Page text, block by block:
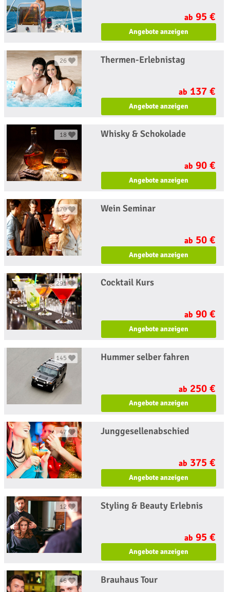
ab 95 €
Angebote anzeigen
26 Thermen-Erlebnistag
ab 137 €
Angebote anzeigen
18 Whisky & Schokolade
ab 90 €
Angebote anzeigen
170 Wein Seminar
ab 50 €
Angebote anzeigen
291 Cocktail Kurs
ab 90 €
Angebote anzeigen
145 Hummer selber fahren
ab 250 €
Angebote anzeigen
47 Junggesellenabschied
ab 375 €
Angebote anzeigen
12 Styling & Beauty Erlebnis
ab 95 €
Angebote anzeigen
46 Brauhaus Tour